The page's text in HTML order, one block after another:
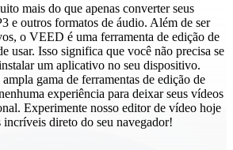
mais do que apenas converter seus
e outros formatos de áudio. Além de ser
o VEED é uma ferramenta de edição de
usar. Isso significa que você não precisa se
um aplicativo no seu dispositivo.
gama de ferramentas de edição de
experiência para deixar seus vídeos
Experimente nosso editor de vídeo hoje
incríveis direto do seu navegador!